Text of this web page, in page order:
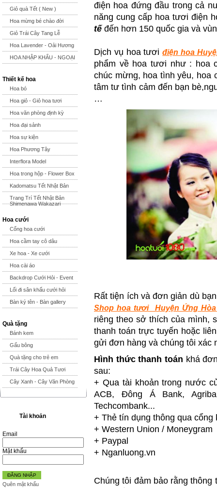
Giỏ quà Tết ( New )
Hoa mừng bé chào đời
Giỏ Trái Cây Tang Lễ
Hoa Lavender - Oải Hương
HOA NHẬP KHẨU - NGOẠI
Thiết kế hoa
Hoa bó
Hoa giỏ - Giỏ hoa tươi
Hoa văn phòng định kỳ
Hoa đại sảnh
Hoa sự kiện
Hoa Phương Tây
Interflora Model
Hoa trong hộp - Flower Box
Kadomatsu Tết Nhật Bản
Trang Trí Tết Nhật Bản
Shimenawa Wakazari
Hoa cưới
Cổng hoa cưới
Hoa cầm tay cô dâu
Xe hoa - Xe cưới
Hoa cài áo
Backdrop Cưới Hỏi - Event
Lối đi sân khấu cưới hỏi
Bàn ký tên - Bàn gallery
Quà tặng
Bánh kem
Gấu bông
Quà tặng cho trẻ em
Trái Cây Hoa Quả Tươi
Cây Xanh - Cây Văn Phòng
Tài khoản
Email
Mật khẩu
ĐĂNG NHẬP
Quên mật khẩu
điện hoa đứng đầu trong cả
năng cung cấp hoa tươi điện
tế đến hơn 150 quốc gia và
Dịch vụ hoa tươiđiện hoa
phẩm về hoa tươi như : hoa
chúc mừng, hoa tình yêu, hoa
tâm tư tình cảm đến bạn
…
Rất tiện ích và đơn giản dù
Shop hoa tươi Huyện Ứng Hòa
riêng theo sở thích của mình,
thanh toán trực tuyến hoặc
gửi đơn hàng và chúng tôi xác
Hình thức thanh toán khá
sau:
+ Qua tài khoản trong nước
ACB, Ðông Á Bank,
Techcombank...
+ Thẻ tín dụng thông qua cổng
+ Western Union / Moneygram
+ Paypal
+ Nganluong.vn
Chúng tôi đảm bảo rằng